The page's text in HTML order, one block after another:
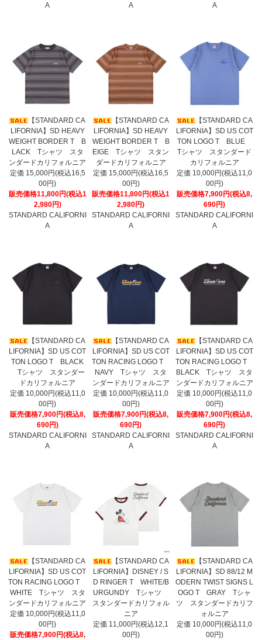
A
A
A
【STANDARD CA
LIFORNIA】SD HEAVY
WEIGHT BORDER T B
LACK Tシャツ スタ
ンダードカリフォルニア
定価 15,000円(税込16,5
00円)
販売価格11,800円(税込1
2,980円)
STANDARD CALIFORNI
A
【STANDARD CA
LIFORNIA】SD HEAVY
WEIGHT BORDER T B
EIGE Tシャツ スタン
ダードカリフォルニア
定価 15,000円(税込16,5
00円)
販売価格11,800円(税込1
2,980円)
STANDARD CALIFORNI
A
【STANDARD CA
LIFORNIA】SD US COT
TON LOGO T BLUE
Tシャツ スタンダード
カリフォルニア
定価 10,000円(税込11,0
00円)
販売価格7,900円(税込8,
690円)
STANDARD CALIFORNI
A
【STANDARD CA
LIFORNIA】SD US COT
TON LOGO T BLACK
Tシャツ スタンダー
ドカリフォルニア
定価 10,000円(税込11,0
00円)
販売価格7,900円(税込8,
690円)
STANDARD CALIFORNI
A
【STANDARD CA
LIFORNIA】SD US COT
TON RACING LOGO T
NAVY Tシャツ スタ
ンダードカリフォルニア
定価 10,000円(税込11,0
00円)
販売価格7,900円(税込8,
690円)
STANDARD CALIFORNI
A
【STANDARD CA
LIFORNIA】SD US COT
TON RACING LOGO T
BLACK Tシャツ スタ
ンダードカリフォルニア
定価 10,000円(税込11,0
00円)
販売価格7,900円(税込8,
690円)
STANDARD CALIFORNI
A
【STANDARD CA
LIFORNIA】SD US COT
TON RACING LOGO T
WHITE Tシャツ スタ
ンダードカリフォルニア
定価 10,000円(税込11,0
00円)
販売価格7,900円(税込8,
【STANDARD CA
LIFORNIA】DISNEY / S
D RINGER T WHITE/B
URGUNDY Tシャツ
スタンダードカリフォル
ニア
定価 11,000円(税込12,1
00円)
【STANDARD CA
LIFORNIA】SD 88/12 M
ODERN TWIST SIGNS L
OGO T GRAY Tシャ
ツ スタンダードカリフ
ォルニア
定価 10,000円(税込11,0
00円)